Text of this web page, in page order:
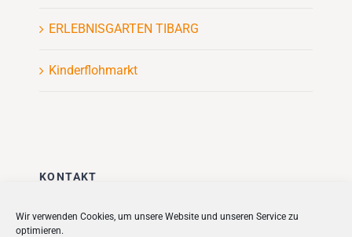
Wir verwenden Cookies, um unsere Website und unseren Service zu
optimieren.
ERLEBNISGARTEN TIBARG
Kinderflohmarkt
KONTAKT
Stadt + Handel City- und